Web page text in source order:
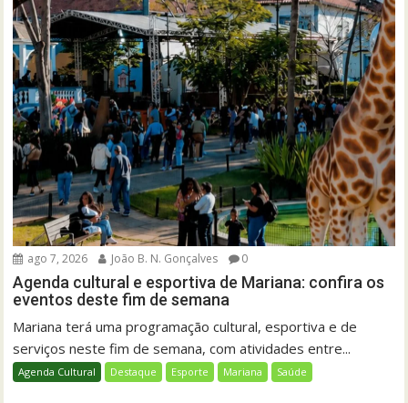
ago 7, 2026 João B. N. Gonçalves 0
Agenda cultural e esportiva de Mariana: confira os
eventos deste fim de semana
Mariana terá uma programação cultural, esportiva e de
serviços neste fim de semana, com atividades entre...
Agenda Cultural Destaque Esporte Mariana Saúde